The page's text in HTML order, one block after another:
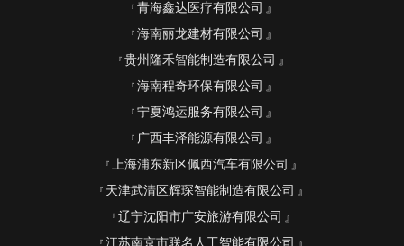
青海鑫达医疗有限公司
海南丽龙建材有限公司
贵州隆禾智能制造有限公司
海南程奇环保有限公司
宁夏鸿运服务有限公司
广西丰泽能源有限公司
上海浦东新区佩西汽车有限公司
天津武清区辉琛智能制造有限公司
辽宁沈阳市广安旅游有限公司
江苏南京市联名人工智能有限公司